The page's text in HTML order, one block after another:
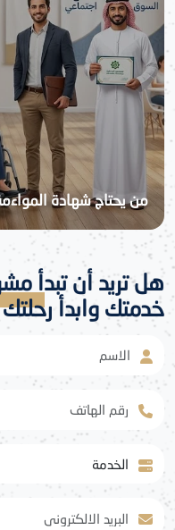
من يحتاج شهادة
هل تريد أن تبدأ
خدمتك وابدأ